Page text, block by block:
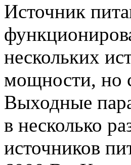
Источник
нескольких
мощности, но
Выходные
в несколько
источников